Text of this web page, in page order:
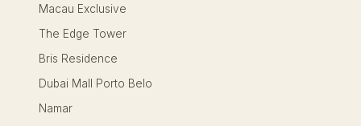
Macau Exclusive
The Edge Tower
Bris Residence
Dubai Mall Porto Belo
Namar